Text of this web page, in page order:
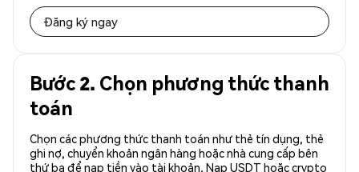
Đăng ký ngay
Bước 2. Chọn phương thức thanh
toán
Chọn các phương thức thanh toán như thẻ tín dụng, thẻ
ghi nợ, chuyển khoản ngân hàng hoặc nhà cung cấp bên
thứ ba để nạp tiền vào tài khoản. Nạp USDT hoặc crypto